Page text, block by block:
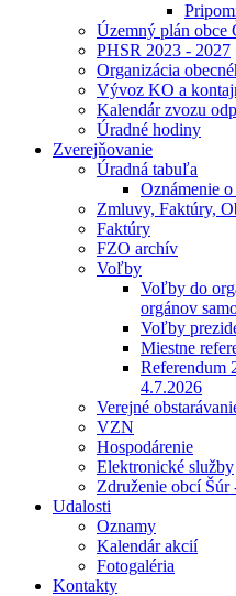
Územný plán obce
PHSR 2023 - 2027
Organizácia
Vývoz KO a
Kalendár zvozu
Úradné hodiny
Zverejňovanie
Úradná tabuľa
Oznámenie
Zmluvy, Faktúry,
Faktúry
FZO archív
Voľby
Voľby do
orgánov
Voľby
Miestne
Referendum
4.7.2026
Verejné
VZN
Hospodárenie
Elektronické služby
Združenie obcí
Udalosti
Oznamy
Kalendár akcií
Fotogaléria
Kontakty